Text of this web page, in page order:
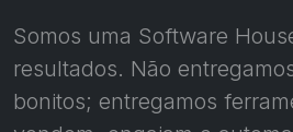
Somos uma Software
resultados. Não
bonitos; entregamos